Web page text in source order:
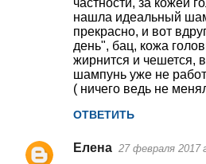
частности, за кожей
нашла идеальный
прекрасно, и вот
день", бац, кожа
жирнится и чешется,
шампунь уже не
( ничего ведь не
ОТВЕТИТЬ
Елена 27 февраля 2017